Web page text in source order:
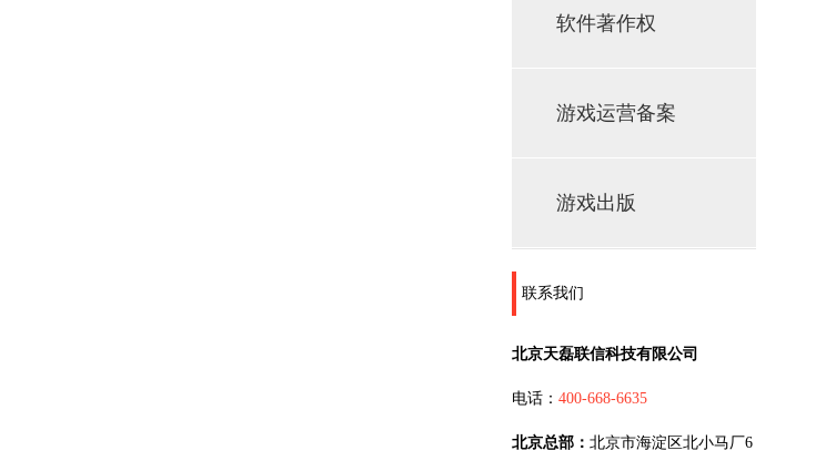
软件著作权
游戏运营备案
游戏出版
联系我们
北京天磊联信科技有限公司
电话： 400-668-6635
北京总部： 北京市海淀区北小马厂6